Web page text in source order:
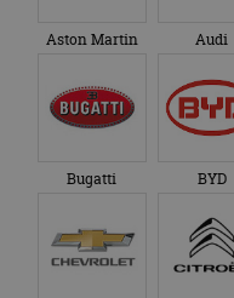
Aston Martin Audi
Bugatti BYD